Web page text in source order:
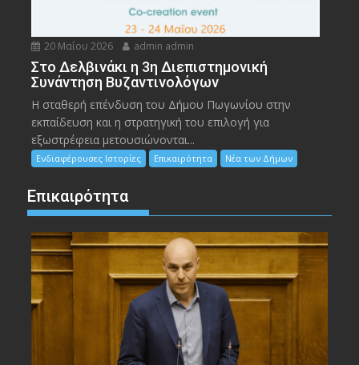
20 Μαΐου 2026 admin admin
Στο Δελβινάκι η 3η Διεπιστημονική
Συνάντηση Βυζαντινολόγων
Η σταθερή επένδυση του Δήμου Πωγωνίου στην
εκπαίδευση και η στρατηγική του επιλογή για
εξωστρέφεια μετουσιώνονται...
Ενδιαφέρουσες Ιστορίες Επικαιρότητα Νέα των Δήμων
Επικαιρότητα